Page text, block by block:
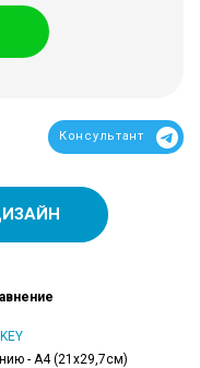
Консультант
- А4 (21x29,7см)